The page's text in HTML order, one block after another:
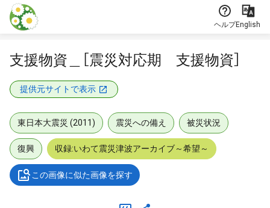
本文に飛ぶ
ヘルプEnglish
支援物資＿［震災対応期 支援物資］
提供元サイトで表示
東日本大震災 (2011) 震災への備え 被災状況
復興 収録:いわて震災津波アーカイブ～希望～
この画像に似た画像を探す